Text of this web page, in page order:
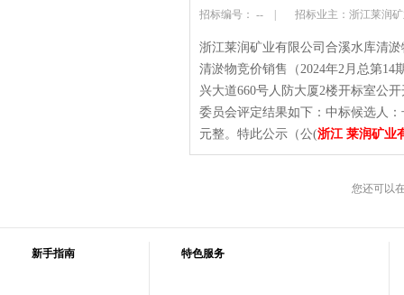
招标编号： -- 招标业主：浙江莱润
浙江莱润矿业有限公司合溪水库清
清淤物竞价销售（2024年2月总第14
兴大道660号人防大厦2楼开标室公
委员会评定结果如下：中标候选人
元整。特此公示（公(浙江 莱润矿业
您还可以
新手指南 特色服务